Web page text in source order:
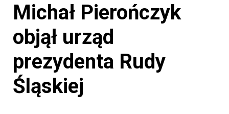
Michał Pierończyk
objął urząd
prezydenta Rudy
Śląskiej